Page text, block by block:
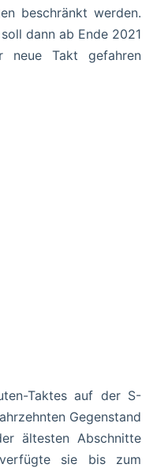
beschränkt werden.
dann ab Ende 2021
neue Takt gefahren
Taktes auf der S-
Gegenstand
ältesten Abschnitte
sie bis zum